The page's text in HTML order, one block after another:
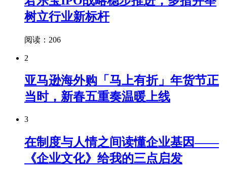
树立行业新标杆
阅读：206
2
亚马逊海外购「马上有折」年货节正
当时，新春五重奏温暖上线
3
在制度与人情之间读懂企业基因——
《企业文化》给我的三点启发